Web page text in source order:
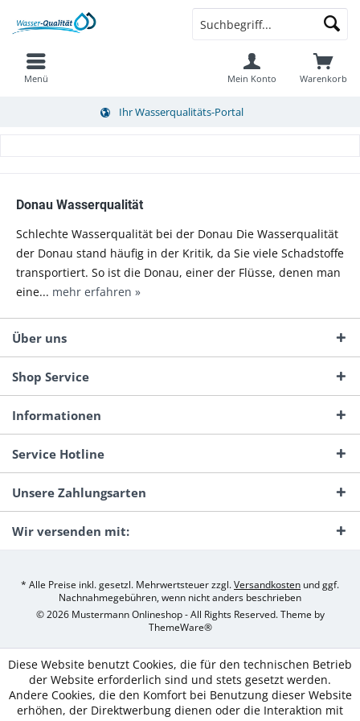
Menü Warenkorb
Mein Konto
Ihr Wasserqualitäts-Portal
Donau Wasserqualität
Schlechte Wasserqualität bei der Donau Die Wasserqualität
der Donau stand häufig in der Kritik, da Sie viele Schadstoffe
transportiert. So ist die Donau, einer der Flüsse, denen man
eine... mehr erfahren »
Über uns
Shop Service
Informationen
Service Hotline
Unsere Zahlungsarten
Wir versenden mit:
* Alle Preise inkl. gesetzl. Mehrwertsteuer zzgl.Versandkosten und ggf.
Nachnahmegebühren, wenn nicht anders beschrieben
© 2026 Mustermann Onlineshop - All Rights Reserved. Theme by
ThemeWare®
Diese Website benutzt Cookies, die für den technischen Betrieb
der Website erforderlich sind und stets gesetzt werden.
Andere Cookies, die den Komfort bei Benutzung dieser Website
erhöhen, der Direktwerbung dienen oder die Interaktion mit